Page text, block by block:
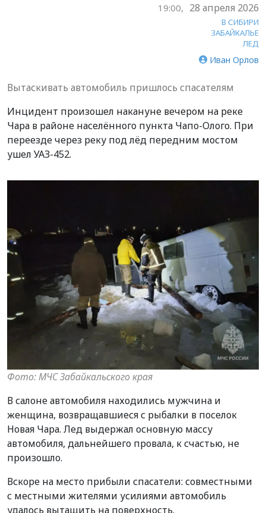
19:00, 28 апреля 2026
В СИБИРИ
ЗАБАЙКАЛЬЕ
ЛЕД
Иван Орлов
Вытаскивать автомобиль пришлось спасателям
Инцидент произошел накануне вечером на реке
Чара в районе населённого пункта Чапо-Олого. При
переезде через реку под лёд передним мостом
ушел УАЗ-452.
Фото: МЧС Забайкальского края
В салоне автомобиля находились мужчина и
женщина, возвращавшиеся с рыбалки в поселок
Новая Чара. Лед выдержал основную массу
автомобиля, дальнейшего провала, к счастью, не
произошло.
Вскоре на место прибыли спасатели: совместными
с местными жителями усилиями автомобиль
удалось вытащить на поверхность.